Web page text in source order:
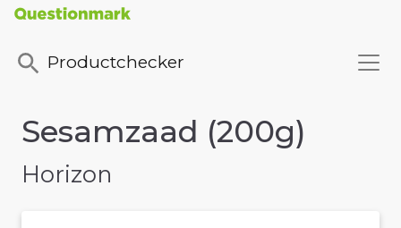
Productchecker
Sesamzaad (200g)
Horizon